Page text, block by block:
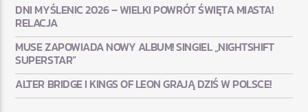
DNI MYŚLENIC 2026 – WIELKI POWRÓT ŚWIĘTA MIASTA!
RELACJA
MUSE ZAPOWIADA NOWY ALBUM! SINGIEL „NIGHTSHIFT
SUPERSTAR”
ALTER BRIDGE I KINGS OF LEON GRAJĄ DZIŚ W POLSCE!